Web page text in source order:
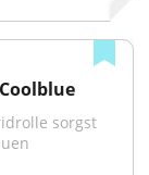
sorgst